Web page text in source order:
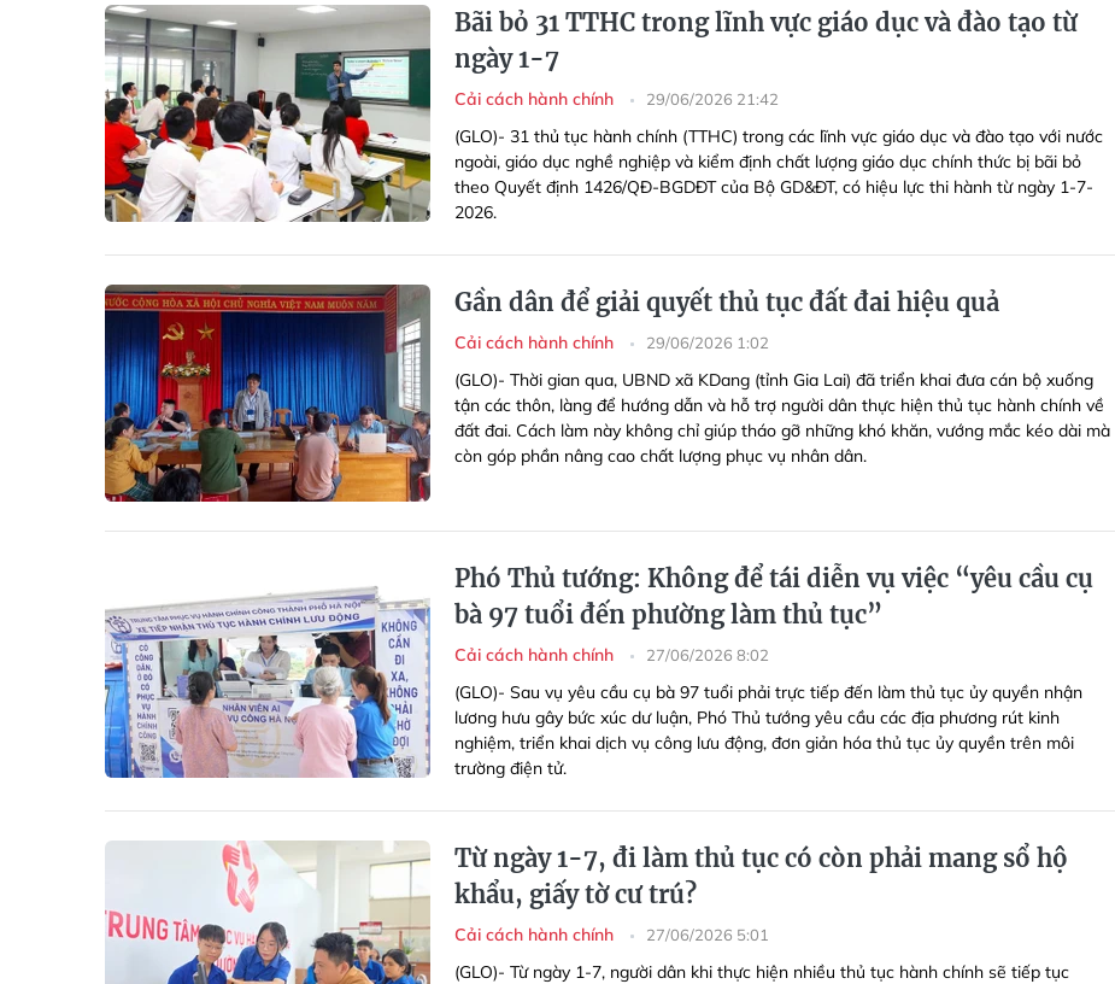
Bãi bỏ 31 TTHC trong lĩnh vực giáo dục và đào tạo từ
ngày 1-7
Cải cách hành chính 29/06/2026 21:42
(GLO)- 31 thủ tục hành chính (TTHC) trong các lĩnh vực giáo dục và đào tạo với nước
ngoài, giáo dục nghề nghiệp và kiểm định chất lượng giáo dục chính thức bị bãi bỏ
theo Quyết định 1426/QĐ-BGDĐT của Bộ GD&ĐT, có hiệu lực thi hành từ ngày 1-7-
2026.
Gần dân để giải quyết thủ tục đất đai hiệu quả
Cải cách hành chính 29/06/2026 1:02
(GLO)- Thời gian qua, UBND xã KDang (tỉnh Gia Lai) đã triển khai đưa cán bộ xuống
tận các thôn, làng để hướng dẫn và hỗ trợ người dân thực hiện thủ tục hành chính về
đất đai. Cách làm này không chỉ giúp tháo gỡ những khó khăn, vướng mắc kéo dài mà
còn góp phần nâng cao chất lượng phục vụ nhân dân.
Phó Thủ tướng: Không để tái diễn vụ việc “yêu cầu cụ
bà 97 tuổi đến phường làm thủ tục”
Cải cách hành chính 27/06/2026 8:02
(GLO)- Sau vụ yêu cầu cụ bà 97 tuổi phải trực tiếp đến làm thủ tục ủy quyền nhận
lương hưu gây bức xúc dư luận, Phó Thủ tướng yêu cầu các địa phương rút kinh
nghiệm, triển khai dịch vụ công lưu động, đơn giản hóa thủ tục ủy quyền trên môi
trường điện tử.
Từ ngày 1-7, đi làm thủ tục có còn phải mang sổ hộ
khẩu, giấy tờ cư trú?
Cải cách hành chính 27/06/2026 5:01
(GLO)- Từ ngày 1-7, người dân khi thực hiện nhiều thủ tục hành chính sẽ tiếp tục